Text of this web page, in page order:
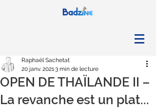
OPEN DE THAÏLANDE II –
La revanche est un plat...
Raphaël Sachetat
20 janv. 20213 min de lecture